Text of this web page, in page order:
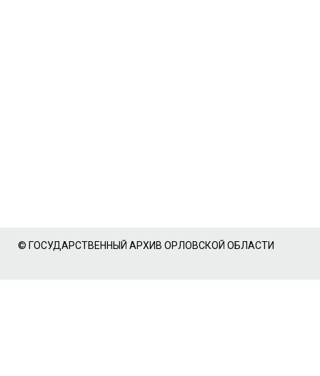
© ГОСУДАРСТВЕННЫЙ АРХИВ ОРЛОВСКОЙ ОБЛАСТИ